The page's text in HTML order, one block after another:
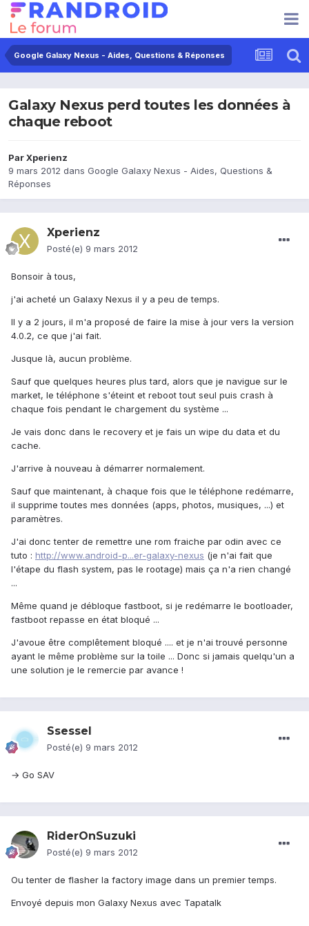
Google Galaxy Nexus - Aides, Questions & Réponses
Galaxy Nexus perd toutes les données à
chaque reboot
ParXperienz
9 mars 2012 dans Google Galaxy Nexus - Aides, Questions &
Réponses
Xperienz
Posté(e) 9 mars 2012
Bonsoir à tous,
j'ai acheté un Galaxy Nexus il y a peu de temps.
Il y a 2 jours, il m'a proposé de faire la mise à jour vers la version
4.0.2, ce que j'ai fait.
Jusque là, aucun problème.
Sauf que quelques heures plus tard, alors que je navigue sur le
market, le téléphone s'éteint et reboot tout seul puis crash à
chaque fois pendant le chargement du système ...
Je vais donc dans le recovery et je fais un wipe du data et du
cache.
J'arrive à nouveau à démarrer normalement.
Sauf que maintenant, à chaque fois que le téléphone redémarre,
il supprime toutes mes données (apps, photos, musiques, ...) et
paramètres.
J'ai donc tenter de remettre une rom fraiche par odin avec ce
tuto : http://www.android-p...er-galaxy-nexus (je n'ai fait que
l'étape du flash system, pas le rootage) mais ça n'a rien changé
...
Même quand je débloque fastboot, si je redémarre le bootloader,
fastboot repasse en état bloqué ...
J'avoue être complêtement bloqué .... et je n'ai trouvé personne
ayant le même problème sur la toile ... Donc si jamais quelqu'un a
une solution je le remercie par avance !
Ssessel
Posté(e) 9 mars 2012
→ Go SAV
RiderOnSuzuki
Posté(e) 9 mars 2012
Ou tenter de flasher la factory image dans un premier temps.
Envoyé depuis mon Galaxy Nexus avec Tapatalk